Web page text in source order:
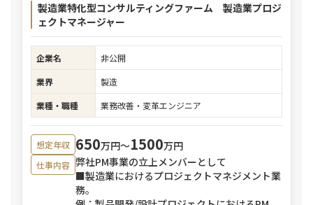
製造業特化型コンサルティングファーム 製造業プロジ
ェクトマネージャー
企業名
非公開
業界
製造
業種・職種
業務改善・変革エンジニア
想定年収 650万円〜1500万円
仕事内容 弊社PM事業の立上メンバーとして
■製造業におけるプロジェクトマネジメント業
務。